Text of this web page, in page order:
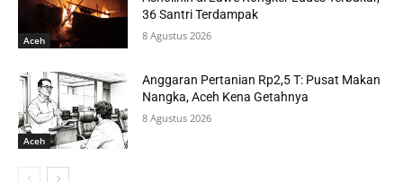
Aceh
36 Santri Terdampak
8 Agustus 2026
Aceh
Anggaran Pertanian Rp2,5 T: Pusat Makan
Nangka, Aceh Kena Getahnya
8 Agustus 2026